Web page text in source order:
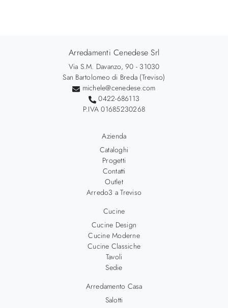
Arredamenti Cenedese Srl
Via S.M. Davanzo, 90 - 31030
San Bartolomeo di Breda (Treviso)
michele@cenedese.com
0422-686113
P.IVA 01685230268
Azienda
Cataloghi
Progetti
Contatti
Outlet
Arredo3 a Treviso
Cucine
Cucine Design
Cucine Moderne
Cucine Classiche
Tavoli
Sedie
Arredamento Casa
Salotti